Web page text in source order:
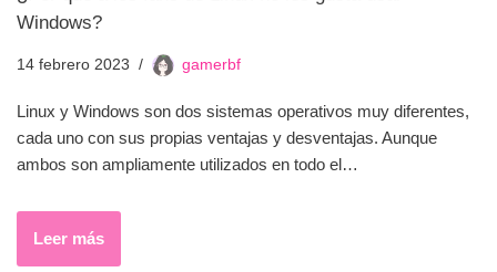
Windows?
14 febrero 2023 gamerbf
Linux y Windows son dos sistemas operativos muy diferentes,
cada uno con sus propias ventajas y desventajas. Aunque
ambos son ampliamente utilizados en todo el…
Leer más